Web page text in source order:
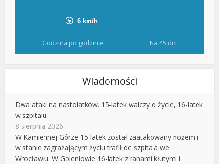
Godzina po godzinie Na 45 dni
Wiadomości
Dwa ataki na nastolatków. 15-latek walczy o życie, 16-latek
w szpitalu
8 sierpnia 2026
W Kamiennej Górze 15-latek został zaatakowany nożem i
w stanie zagrażającym życiu trafił do szpitala we
Wrocławiu. W Goleniowie 16-latek z ranami kłutymi i